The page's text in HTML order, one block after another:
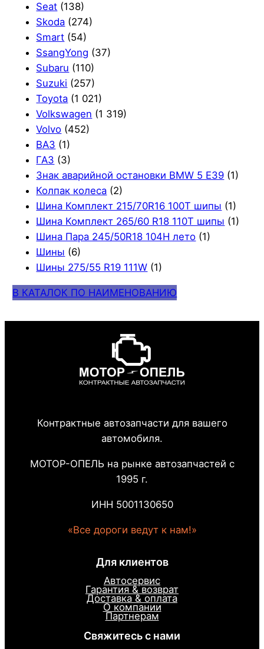
Seat (138)
Skoda (274)
Smart (54)
SsangYong (37)
Subaru (110)
Suzuki (257)
Toyota (1 021)
Volkswagen (1 319)
Volvo (452)
ВАЗ (1)
ГАЗ (3)
Знак аварийной остановки BMW 5 E39 (1)
Колпак колеса (2)
Шина Комплект 215/70R16 100T шипы (1)
Шина Комплект 265/60 R18 110T шипы (1)
Шина Пара 245/50R18 104H лето (1)
Шины (6)
Шины 275/55 R19 111W (1)
В КАТАЛОК ПО НАИМЕНОВАНИЮ
Контрактные автозапчасти для вашего
автомобиля.
МОТОР-ОПЕЛЬ на рынке автозапчастей с
1995 г.
ИНН 5001130650
«Все дороги ведут к нам!»
Для клиентов
Автосервис
Гарантия & возврат
Доставка & оплата
О компании
Партнерам
Свяжитесь с нами